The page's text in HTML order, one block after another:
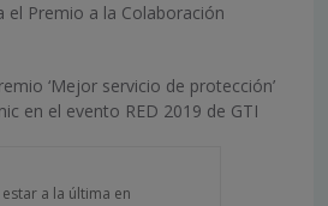
el Premio a la Colaboración
‘Mejor servicio de protección’
en el evento RED 2019 de GTI
a la última en